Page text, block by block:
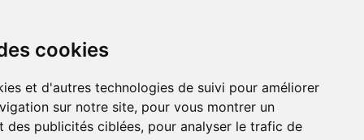
cookies
et d'autres technologies de suivi pour améliorer
sur notre site, pour vous montrer un
des publicités ciblées, pour analyser le trafic de